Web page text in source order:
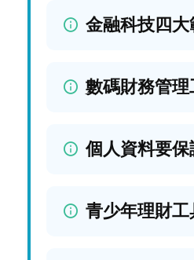
金融科技四
數碼財務管
個人資料要保
青少年理財工